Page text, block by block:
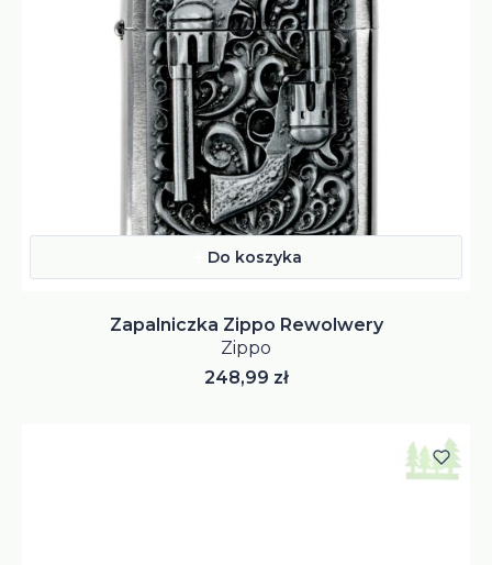
Do koszyka
Zapalniczka Zippo Rewolwery
Zippo
Cena
248,99 zł